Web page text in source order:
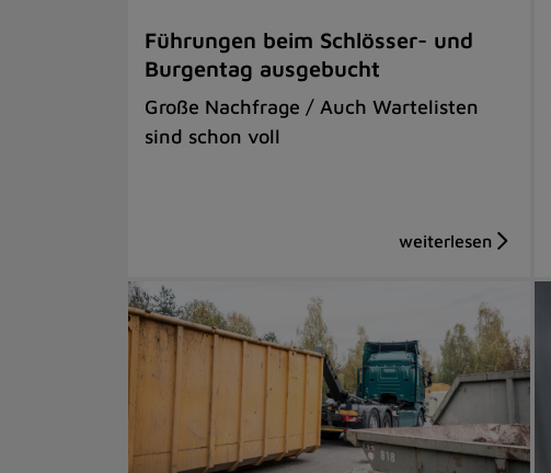
Führungen beim Schlösser- und
Burgentag ausgebucht
Große Nachfrage / Auch Wartelisten
sind schon voll